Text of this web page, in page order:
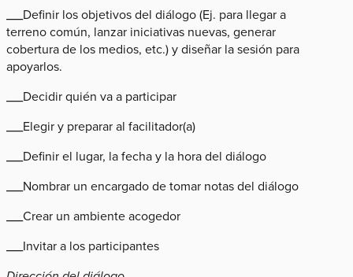
___Definir los objetivos del diálogo (Ej. para llegar a
terreno común, lanzar iniciativas nuevas, generar
cobertura de los medios, etc.) y diseñar la sesión para
apoyarlos.
___Decidir quién va a participar
___Elegir y preparar al facilitador(a)
___Definir el lugar, la fecha y la hora del diálogo
___Nombrar un encargado de tomar notas del diálogo
___Crear un ambiente acogedor
___Invitar a los participantes